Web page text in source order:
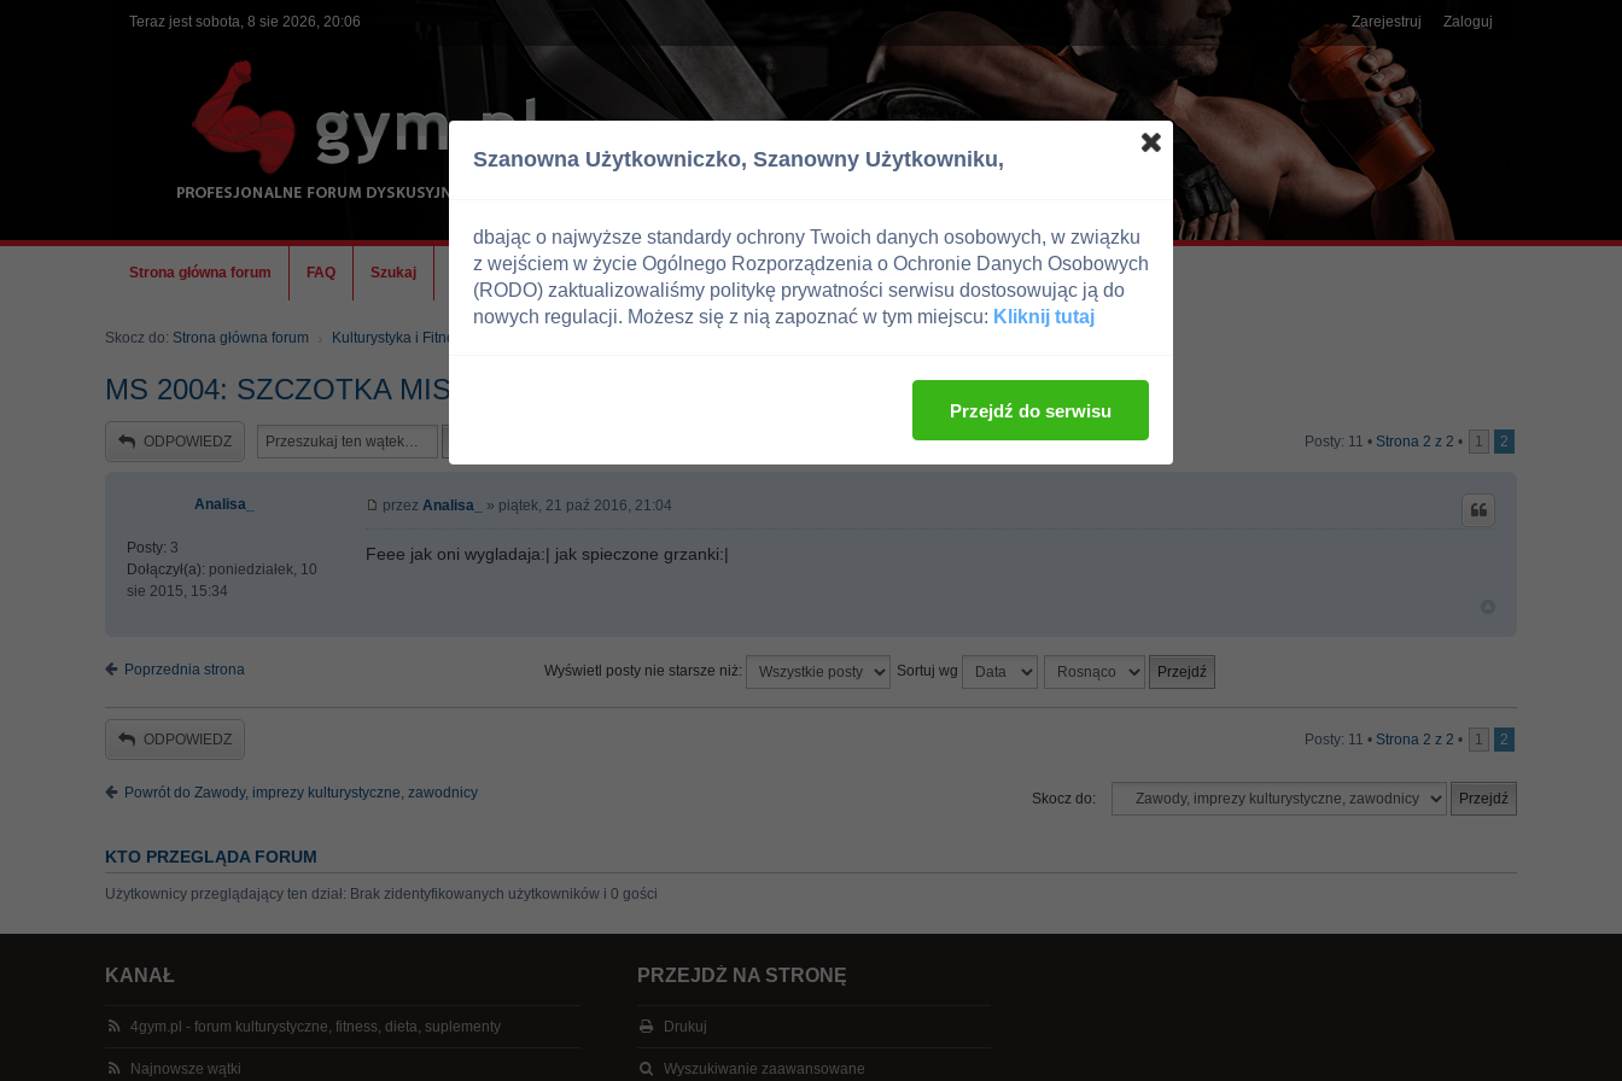
Teraz jest sobota, 8 sie 2026, 20:06 Zarejestruj Zaloguj
Strona główna forum FAQ Szukaj Ekipa
Skocz do: Strona główna forum Kulturystyka i Fitness
MS 2004: SZCZOTKA MISTRZEM SWIATA!!! SLODKIEWICZ -
ODPOWIEDZ Posty: 11 • Strona 2 z 2 • 1 2
Analisa_
Posty: 3
Dołączył(a): poniedziałek, 10
sie 2015, 15:34
przez Analisa_ » piątek, 21 paź 2016, 21:04
Feee jak oni wygladaja:| jak spieczone grzanki:|
Poprzednia strona Wyświetl posty nie starsze niż: Sortuj wg
ODPOWIEDZ Posty: 11 • Strona 2 z 2 • 1 2
Powrót do Zawody, imprezy kulturystyczne, zawodnicy Skocz do:
KTO PRZEGLĄDA FORUM
Użytkownicy przeglądający ten dział: Brak zidentyfikowanych użytkowników i 0 gości
KANAŁ
4gym.pl - forum kulturystyczne, fitness, dieta, suplementy
Najnowsze wątki
PRZEJDŹ NA STRONĘ
Drukuj
Wyszukiwanie zaawansowane
Szanowna Użytkowniczko, Szanowny Użytkowniku,
dbając o najwyższe standardy ochrony Twoich danych osobowych, w związku
z wejściem w życie Ogólnego Rozporządzenia o Ochronie Danych Osobowych
(RODO) zaktualizowaliśmy politykę prywatności serwisu dostosowując ją do
nowych regulacji. Możesz się z nią zapoznać w tym miejscu: Kliknij tutaj
Przejdź do serwisu